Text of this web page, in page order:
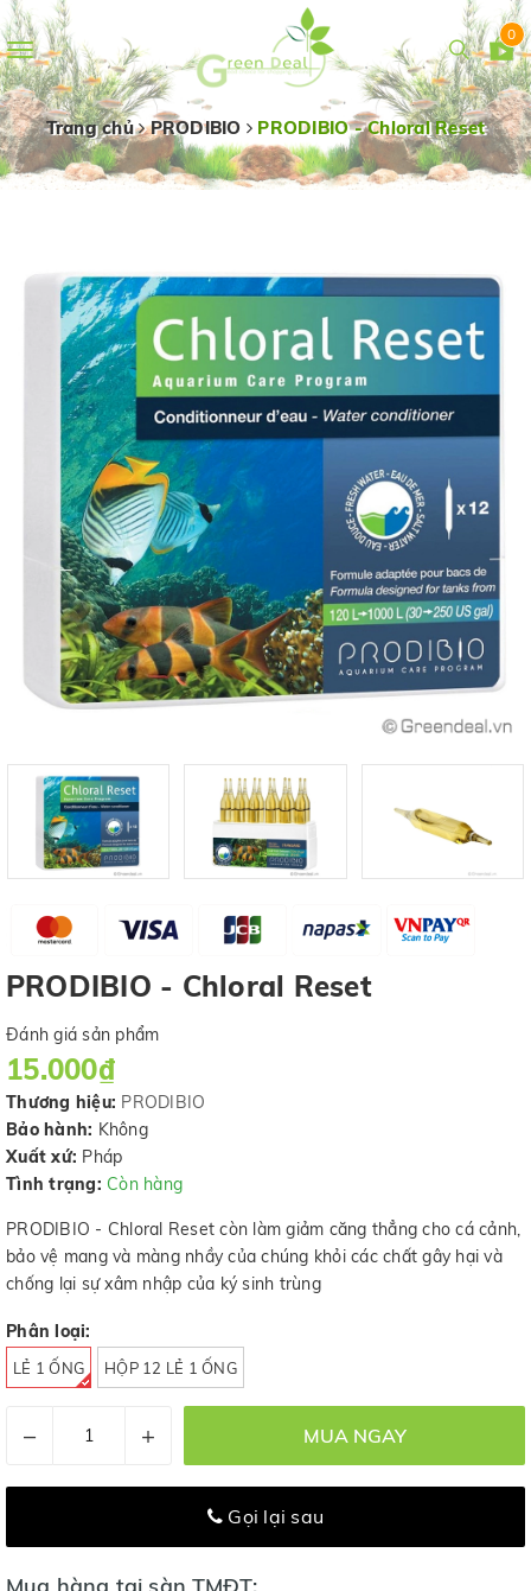
Toggle
navigation
0
Trang chủ PRODIBIO PRODIBIO - Chloral Reset
PRODIBIO - Chloral Reset
Đánh giá sản phẩm
15.000₫
Thương hiệu: PRODIBIO
Bảo hành: Không
Xuất xứ: Pháp
Tình trạng: Còn hàng
PRODIBIO - Chloral Reset còn làm giảm căng thẳng cho cá cảnh,
bảo vệ mang và màng nhầy của chúng khỏi các chất gây hại và
chống lại sự xâm nhập của ký sinh trùng
Phân loại:
LẺ 1 ỐNG HỘP 12 LẺ 1 ỐNG
– + MUA NGAY
Gọi lại sau
Mua hàng tại sàn TMĐT: